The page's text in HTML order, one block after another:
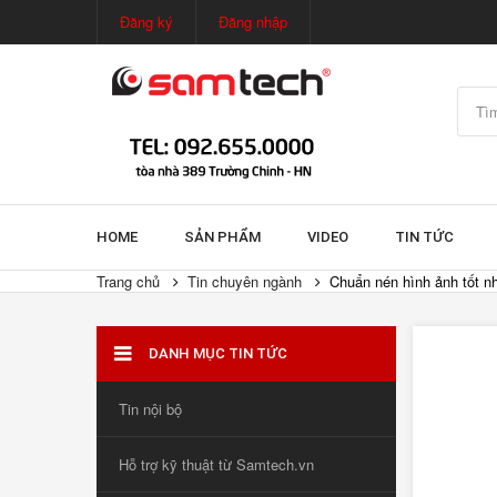
Đăng ký Đăng nhập
HOME SẢN PHẨM VIDEO TIN TỨC
Trang chủ Tin chuyên ngành Chuẩn nén hình ảnh tốt
DANH MỤC TIN TỨC
Tin nội bộ
Hỗ trợ kỹ thuật từ Samtech.vn